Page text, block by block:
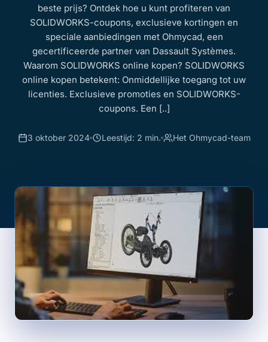
beste prijs? Ontdek hoe u kunt profiteren van
SOLIDWORKS-coupons, exclusieve kortingen en
speciale aanbiedingen met Ohmycad, een
gecertificeerde partner van Dassault Systèmes.
Waarom SOLIDWORKS online kopen? SOLIDWORKS
online kopen betekent: Onmiddellijke toegang tot uw
licenties. Exclusieve promoties en SOLIDWORKS-
coupons. Een [..]
3 oktober 2024 Leestijd: 2 min. Het Ohmycad-team